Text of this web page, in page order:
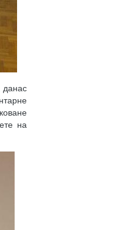
данас
на